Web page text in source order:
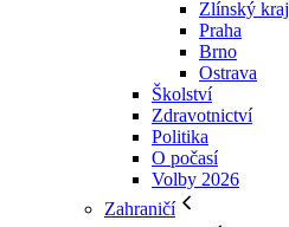
Zlínský kraj
Praha
Brno
Ostrava
Školství
Zdravotnictví
Politika
O počasí
Volby 2026
Zahraničí